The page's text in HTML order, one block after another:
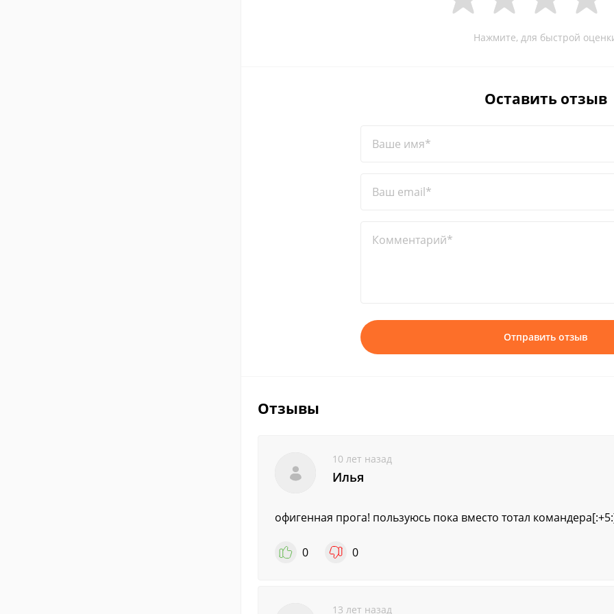
Нажмите, для быстрой
Оставить отзыв
Ваше имя*
Ваш email*
Комментарий*
Отправить отзыв
Отзывы
10 лет назад
Илья
офигенная прога! пользуюсь пока вместо тотал
0 0
13 лет назад